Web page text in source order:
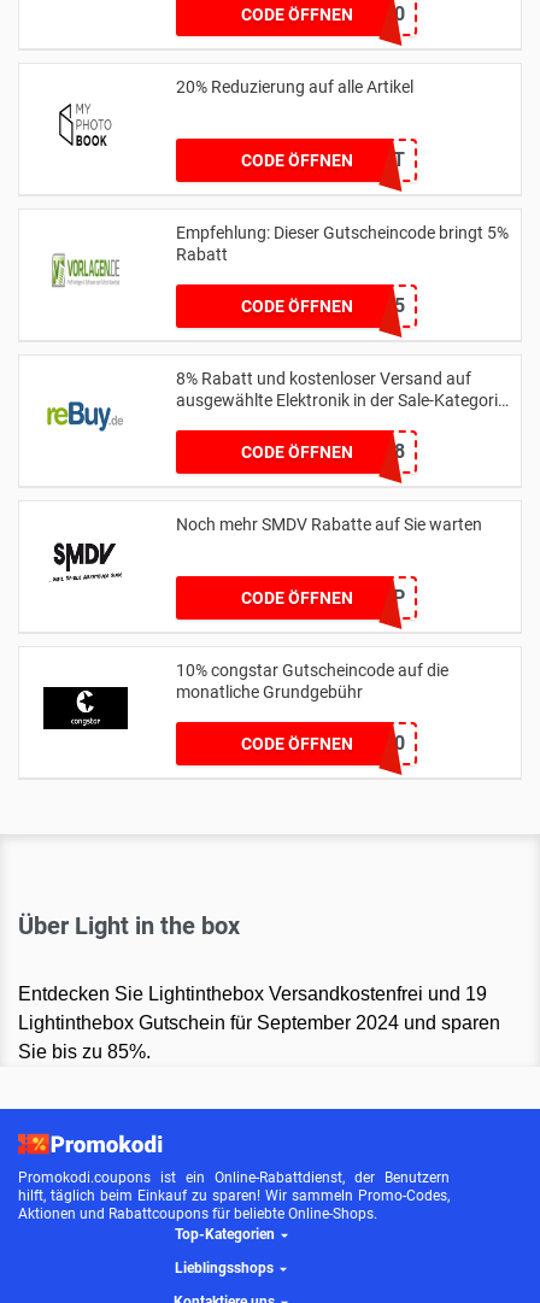
CODE ÖFFNENWEEKEND20
20% Reduzierung auf alle Artikel
CODE ÖFFNEN
20_WALLART
Empfehlung: Dieser Gutscheincode bringt 5%
Rabatt
CODE ÖFFNEN
NEWSLETTER5
8% Rabatt und kostenloser Versand auf
ausgewählte Elektronik in der Sale-Kategorie
CODE ÖFFNEN
BACK2SCHOOL8
Noch mehr SMDV Rabatte auf Sie warten
CODE ÖFFNENRHFAZLP
10% congstar Gutscheincode auf die
monatliche Grundgebühr
CODE ÖFFNENHEILA10
Über Light in the box
Entdecken Sie Lightinthebox Versandkostenfrei und 19
Lightinthebox Gutschein für September 2024 und sparen
Sie bis zu 85%.
Promokodi.coupons ist ein Online-Rabattdienst, der Benutzern
hilft, täglich beim Einkauf zu sparen! Wir sammeln Promo-Codes,
Aktionen und Rabattcoupons für beliebte Online-Shops.
Top-Kategorien
Lieblingsshops